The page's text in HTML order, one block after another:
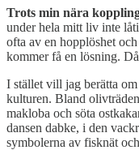
Trots min nära
under hela mitt liv inte
ofta av en hopplöshet
kommer få en lösning.
I stället vill jag berätta
kulturen. Bland
makloba och söta
dansen dabke, i den
symbolerna av fisknät